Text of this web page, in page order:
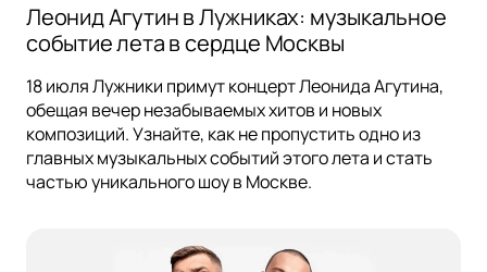
Леонид Агутин в Лужниках: музыкальное
событие лета в сердце Москвы
18 июля Лужники примут концерт Леонида Агутина,
обещая вечер незабываемых хитов и новых
композиций. Узнайте, как не пропустить одно из
главных музыкальных событий этого лета и стать
частью уникального шоу в Москве.